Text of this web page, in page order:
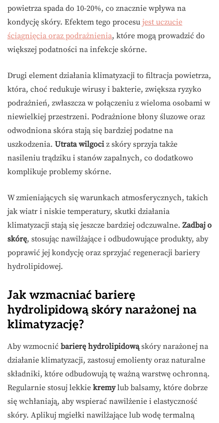
powietrza spada do 10-20%, co znacznie wpływa na
kondycję skóry. Efektem tego procesu jest uczucie
ściągnięcia oraz podrażnienia, które mogą prowadzić do
większej podatności na infekcje skórne.
Drugi element działania klimatyzacji to filtracja powietrza,
która, choć redukuje wirusy i bakterie, zwiększa ryzyko
podrażnień, zwłaszcza w połączeniu z wieloma osobami w
niewielkiej przestrzeni. Podrażnione błony śluzowe oraz
odwodniona skóra stają się bardziej podatne na
uszkodzenia. Utrata wilgoci z skóry sprzyja także
nasileniu trądziku i stanów zapalnych, co dodatkowo
komplikuje problemy skórne.
W zmieniających się warunkach atmosferycznych, takich
jak wiatr i niskie temperatury, skutki działania
klimatyzacji stają się jeszcze bardziej odczuwalne. Zadbaj o
skórę, stosując nawilżające i odbudowujące produkty, aby
poprawić jej kondycję oraz sprzyjać regeneracji bariery
hydrolipidowej.
Jak wzmacniać barierę
hydrolipidową skóry narażonej na
klimatyzację?
Aby wzmocnić barierę hydrolipidowąskóry narażonej na
działanie klimatyzacji, zastosuj emolienty oraz naturalne
składniki, które odbudowują tę ważną warstwę ochronną.
Regularnie stosuj lekkie kremylub balsamy, które dobrze
się wchłaniają, aby wspierać nawilżenie i elastyczność
skóry. Aplikuj mgiełki nawilżające lub wodę termalną